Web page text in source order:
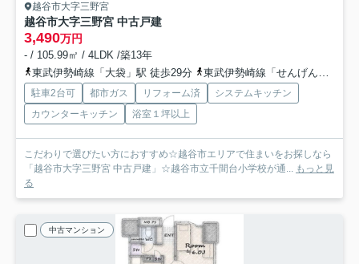
越谷市大字三野宮
越谷市大字三野宮 中古戸建
3,490万円
- / 105.99㎡ / 4LDK /築13年
東武伊勢崎線「大袋」駅 徒歩29分
東武伊勢崎線「せんげん台」駅 徒歩29分
駐車2台可 都市ガス リフォーム済
システムキッチン
カウンターキッチン
浴室１坪以上
こだわりで選びたい方におすすめ☆越谷市エリアで住まいをお探しなら
「越谷市大字三野宮 中古戸建」☆越谷市立千間台小学校が通... もっと見
る
中古マンション